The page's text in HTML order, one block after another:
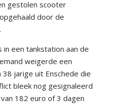
gestolen scooter
door de
een tankstation aan de
weigerde een
jarige uit Enschede die
bleek nog gesignaleerd
182 euro of 3 dagen